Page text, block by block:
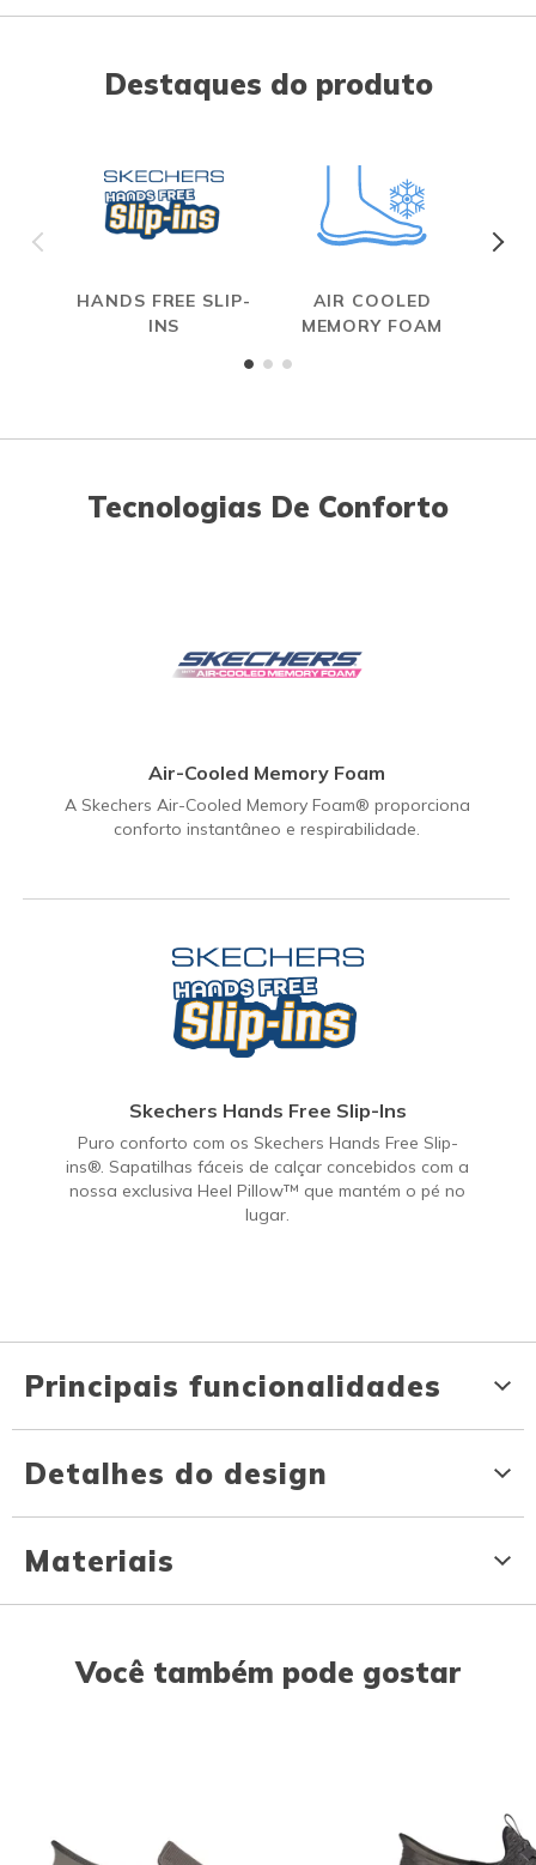
Destaques do produto
HANDS FREE SLIP-
INS
AIR COOLED
MEMORY FOAM
Tecnologias De Conforto
Air-Cooled Memory Foam
A Skechers Air-Cooled Memory Foam® proporciona
conforto instantâneo e respirabilidade.
Skechers Hands Free Slip-Ins
Puro conforto com os Skechers Hands Free Slip-
ins®. Sapatilhas fáceis de calçar concebidos com a
nossa exclusiva Heel Pillow™ que mantém o pé no
lugar.
Principais funcionalidades
Detalhes do design
Materiais
Você também pode gostar